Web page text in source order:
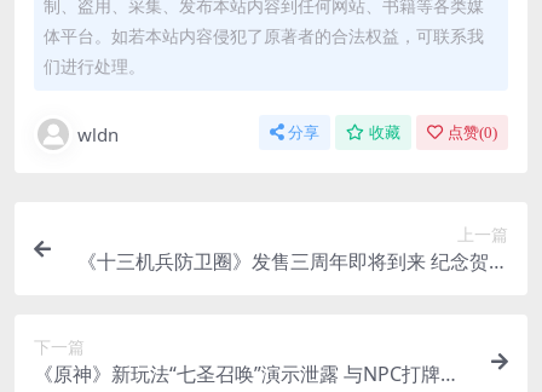
制、盗用、采集、发布本站内容到任何网站、书籍等各类媒
体平台。如若本站内容侵犯了原著者的合法权益，可联系我
们进行处理。
wldn 分享 收藏 点赞(0)
上一篇
《十三机兵防卫圈》发售三周年即将到来 纪念贺图
下一篇
《原神》新玩法“七圣召唤”演示泄露 与NPC打牌对